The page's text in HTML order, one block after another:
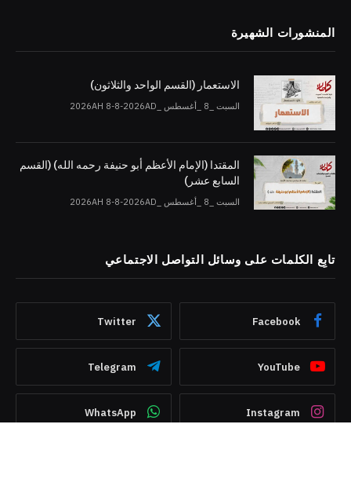
المنشورات الشهيرة
الاستعمار (القسم الواحد والثلاثون)
السبت _8 _أغسطس _2026AH 8-8-2026AD
المقتدا (الإمام الأعظم أبو حنيفة رحمه الله) (القسم
السابع عشر)
السبت _8 _أغسطس _2026AH 8-8-2026AD
تابِع الكلمات على وسائل التواصل الاجتماعي
Facebook
Twitter
YouTube
Telegram
Instagram
WhatsApp